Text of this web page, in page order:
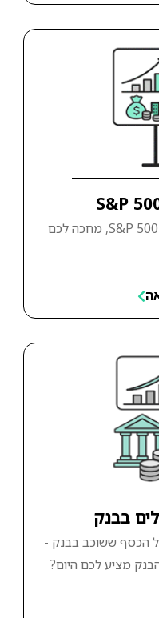
המדריך המלא לאיך להשקיע ב- S&P 500, מחכה לכם
בבנק
הכסף ששוכב בבנק -
מציע לכם היום?